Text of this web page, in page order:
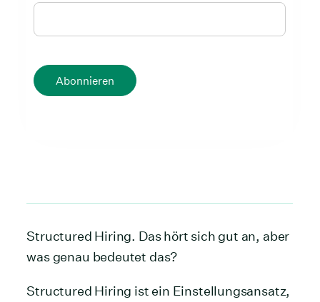
Abonnieren
Structured Hiring. Das hört sich gut an, aber
was genau bedeutet das?
Structured Hiring ist ein Einstellungsansatz,